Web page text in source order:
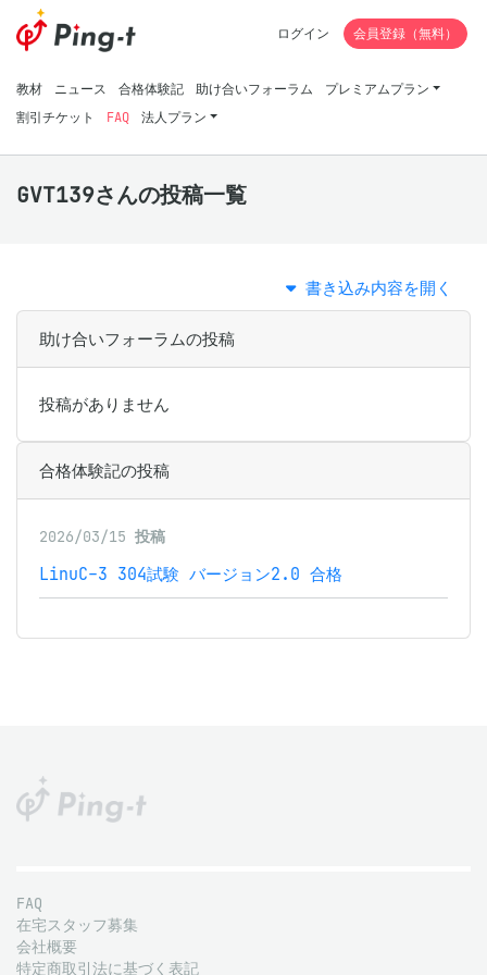
教材 ニュース 合格体験記 助け合いフォーラム
プレミアムプラン
割引チケット
FAQ 法人プラン
ログイン 会員登録（無料）
GVT139さんの投稿一覧
書き込み内容を開く
助け合いフォーラムの投稿
投稿がありません
合格体験記の投稿
2026/03/15 投稿
LinuC-3 304試験 バージョン2.0 合格
FAQ
在宅スタッフ募集
会社概要
特定商取引法に基づく表記